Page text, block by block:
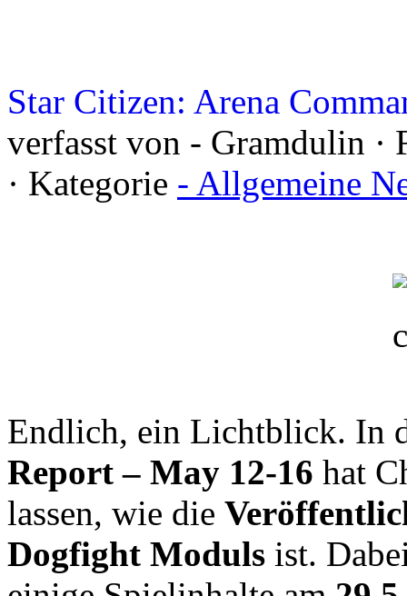
Star Citizen: Arena
verfasst von - Gramdulin
· Kategorie - Allgemeine
Endlich, ein Lichtblick. In
Report – May 12-16 hat
lassen, wie die
Dogfight Moduls ist.